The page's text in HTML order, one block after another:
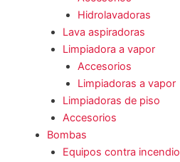
Hidrolavadoras
Lava aspiradoras
Limpiadora a vapor
Accesorios
Limpiadoras a vapor
Limpiadoras de piso
Accesorios
Bombas
Equipos contra incendio